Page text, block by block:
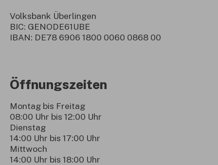
Volksbank Überlingen
BIC: GENODE61UBE
IBAN: DE78 6906 1800 0060 0868 00
Öffnungszeiten
Montag bis Freitag
08:00 Uhr bis 12:00 Uhr
Dienstag
14:00 Uhr bis 17:00 Uhr
Mittwoch
14:00 Uhr bis 18:00 Uhr